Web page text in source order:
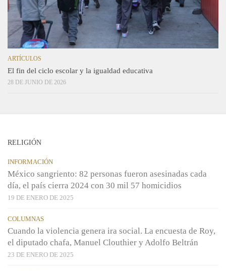
ARTÍCULOS
El fin del ciclo escolar y la igualdad educativa
28 DE JUNIO DE 2026
RELIGIÓN
INFORMACIÓN
México sangriento: 82 personas fueron asesinadas cada
día, el país cierra 2024 con 30 mil 57 homicidios
19 DE ENERO DE 2025
COLUMNAS
Cuando la violencia genera ira social. La encuesta de Roy,
el diputado chafa, Manuel Clouthier y Adolfo Beltrán
23 DE ENERO DE 2025